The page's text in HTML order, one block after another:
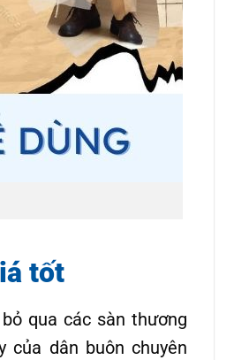
tốt
qua các sàn thương
dân buôn chuyên